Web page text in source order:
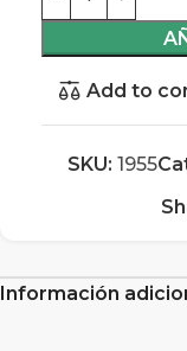
Add to
SKU: 1955
Información